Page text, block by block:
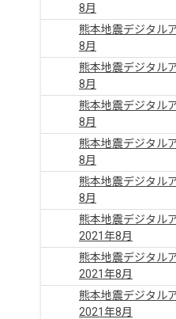
8月
熊本地震デジタル
8月
熊本地震デジタル
8月
熊本地震デジタル
8月
熊本地震デジタル
8月
熊本地震デジタル
8月
熊本地震デジタル
2021年8月
熊本地震デジタル
2021年8月
熊本地震デジタル
2021年8月